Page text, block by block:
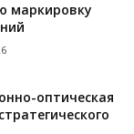
маркировку
оптическая